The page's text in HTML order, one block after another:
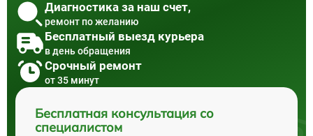
Диагностика за наш счет,
ремонт по желанию
Бесплатный выезд курьера
в день обращения
Срочный ремонт
от 35 минут
Бесплатная консультация со
специалистом